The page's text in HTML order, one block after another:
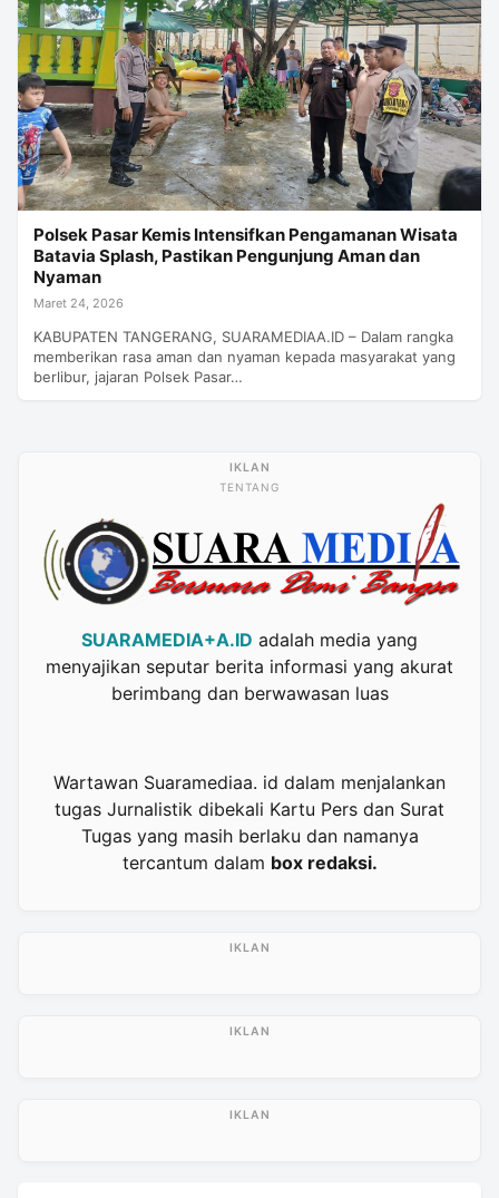
Polsek Pasar Kemis Intensifkan Pengamanan Wisata
Batavia Splash, Pastikan Pengunjung Aman dan
Nyaman
Maret 24, 2026
KABUPATEN TANGERANG, SUARAMEDIAA.ID – Dalam rangka
memberikan rasa aman dan nyaman kepada masyarakat yang
berlibur, jajaran Polsek Pasar…
TENTANG
SUARAMEDIA+A.ID adalah media yang
menyajikan seputar berita informasi yang akurat
berimbang dan berwawasan luas
Wartawan Suaramediaa. id dalam menjalankan
tugas Jurnalistik dibekali Kartu Pers dan Surat
Tugas yang masih berlaku dan namanya
tercantum dalam box redaksi.